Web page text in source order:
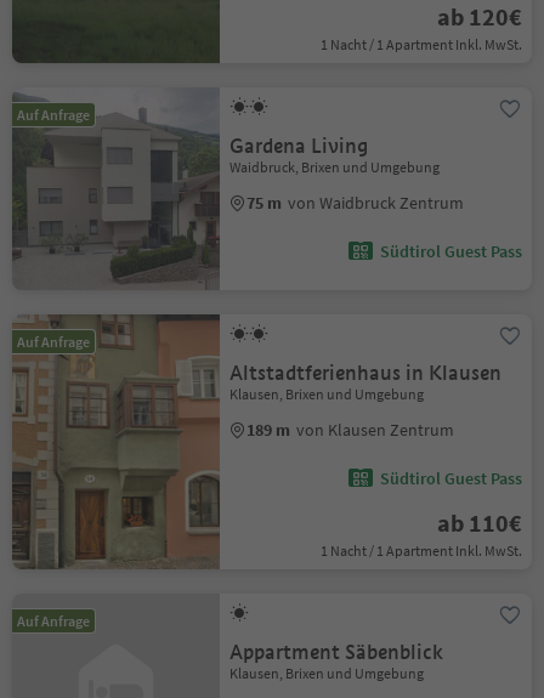
ab 120€
1 Nacht / 1 Apartment Inkl. MwSt.
Auf Anfrage
Gardena Living
Waidbruck, Brixen und Umgebung
75 m von Waidbruck Zentrum
Südtirol Guest Pass
Auf Anfrage
Altstadtferienhaus in Klausen
Klausen, Brixen und Umgebung
189 m von Klausen Zentrum
Südtirol Guest Pass
ab 110€
1 Nacht / 1 Apartment Inkl. MwSt.
Auf Anfrage
Appartment Säbenblick
Klausen, Brixen und Umgebung